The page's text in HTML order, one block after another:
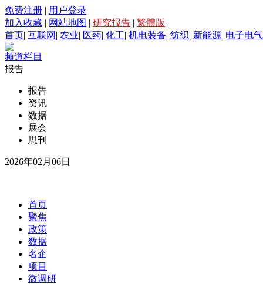
免费注册 | 用户登录
加入收藏 | 网站地图 | 研究报告 | 繁體版
首页| 互联网 | 农业| 医药| 化工| 机电装备| 纺织| 新能源| 电子电气
频道栏目
报告
报告
资讯
数据
展会
思刊
2026年02月06日
首页
聚焦
政策
数据
名企
项目
微调研